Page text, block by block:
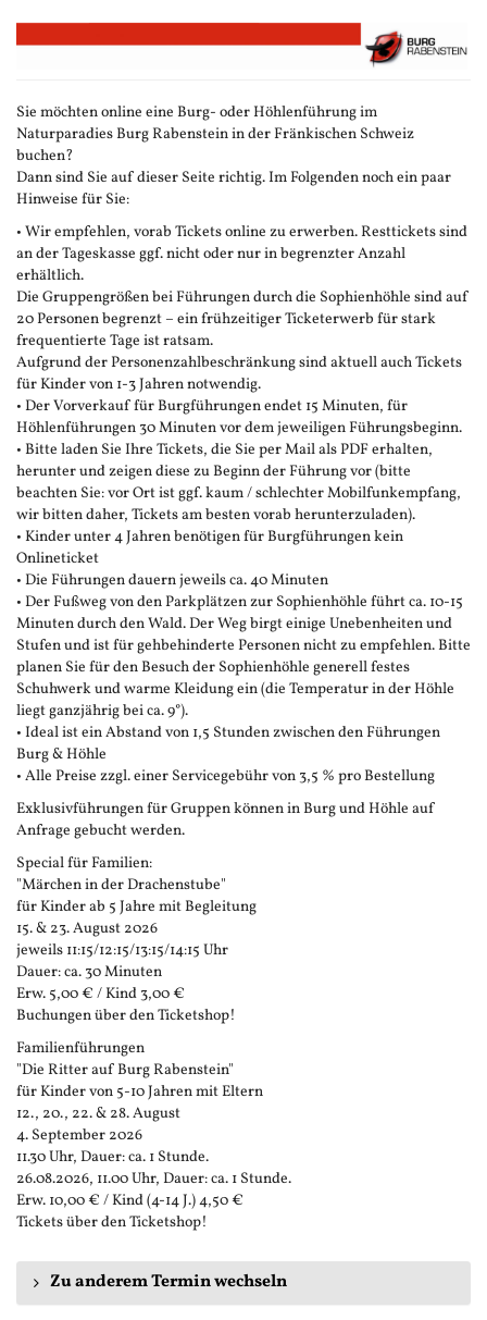
Zum
Haupt-
Sie möchten online eine Burg- oder Höhlenführung im
Naturparadies Burg Rabenstein in der Fränkischen Schweiz
buchen?
Dann sind Sie auf dieser Seite richtig. Im Folgenden noch ein paar
Hinweise für Sie:
• Wir empfehlen, vorab Tickets online zu erwerben. Resttickets sind
an der Tageskasse ggf. nicht oder nur in begrenzter Anzahl
erhältlich.
Die Gruppengrößen bei Führungen durch die Sophienhöhle sind auf
20 Personen begrenzt – ein frühzeitiger Ticketerwerb für stark
frequentierte Tage ist ratsam.
Aufgrund der Personenzahlbeschränkung sind aktuell auch Tickets
für Kinder von 1-3 Jahren notwendig.
• Der Vorverkauf für Burgführungen endet 15 Minuten, für
Höhlenführungen 30 Minuten vor dem jeweiligen Führungsbeginn.
• Bitte laden Sie Ihre Tickets, die Sie per Mail als PDF erhalten,
herunter und zeigen diese zu Beginn der Führung vor (bitte
beachten Sie: vor Ort ist ggf. kaum / schlechter Mobilfunkempfang,
wir bitten daher, Tickets am besten vorab herunterzuladen).
• Kinder unter 4 Jahren benötigen für Burgführungen kein
Onlineticket
• Die Führungen dauern jeweils ca. 40 Minuten
• Der Fußweg von den Parkplätzen zur Sophienhöhle führt ca. 10-15
Minuten durch den Wald. Der Weg birgt einige Unebenheiten und
Stufen und ist für gehbehinderte Personen nicht zu empfehlen. Bitte
planen Sie für den Besuch der Sophienhöhle generell festes
Schuhwerk und warme Kleidung ein (die Temperatur in der Höhle
liegt ganzjährig bei ca. 9°).
• Ideal ist ein Abstand von 1,5 Stunden zwischen den Führungen
Burg & Höhle
• Alle Preise zzgl. einer Servicegebühr von 3,5 % pro Bestellung
Exklusivführungen für Gruppen können in Burg und Höhle auf
Anfrage gebucht werden.
Special für Familien:
"Märchen in der Drachenstube"
für Kinder ab 5 Jahre mit Begleitung
15. & 23. August 2026
jeweils 11:15/12:15/13:15/14:15 Uhr
Dauer: ca. 30 Minuten
Erw. 5,00 € / Kind 3,00 €
Buchungen über den Ticketshop!
Familienführungen
"Die Ritter auf Burg Rabenstein"
für Kinder von 5-10 Jahren mit Eltern
12., 20., 22. & 28. August
4. September 2026
11.30 Uhr, Dauer: ca. 1 Stunde.
26.08.2026, 11.00 Uhr, Dauer: ca. 1 Stunde.
Erw. 10,00 € / Kind (4-14 J.) 4,50 €
Tickets über den Ticketshop!
Zu anderem Termin wechseln